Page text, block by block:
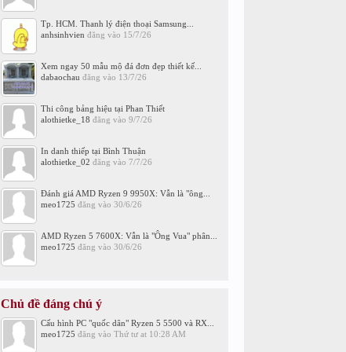
Tp. HCM. Thanh lý điện thoại Samsung...
anhsinhvien đăng vào 15/7/26
Xem ngay 50 mẫu mộ đá đơn đẹp thiết kế...
dabaochau đăng vào 13/7/26
Thi công bảng hiệu tại Phan Thiết
alothietke_18 đăng vào 9/7/26
In danh thiếp tại Bình Thuận
alothietke_02 đăng vào 7/7/26
Đánh giá AMD Ryzen 9 9950X: Vẫn là "ông...
meo1725 đăng vào 30/6/26
AMD Ryzen 5 7600X: Vẫn là "Ông Vua" phân...
meo1725 đăng vào 30/6/26
Chủ đề đáng chú ý
Cấu hình PC "quốc dân" Ryzen 5 5500 và RX...
meo1725 đăng vào Thứ tư at 10:28 AM